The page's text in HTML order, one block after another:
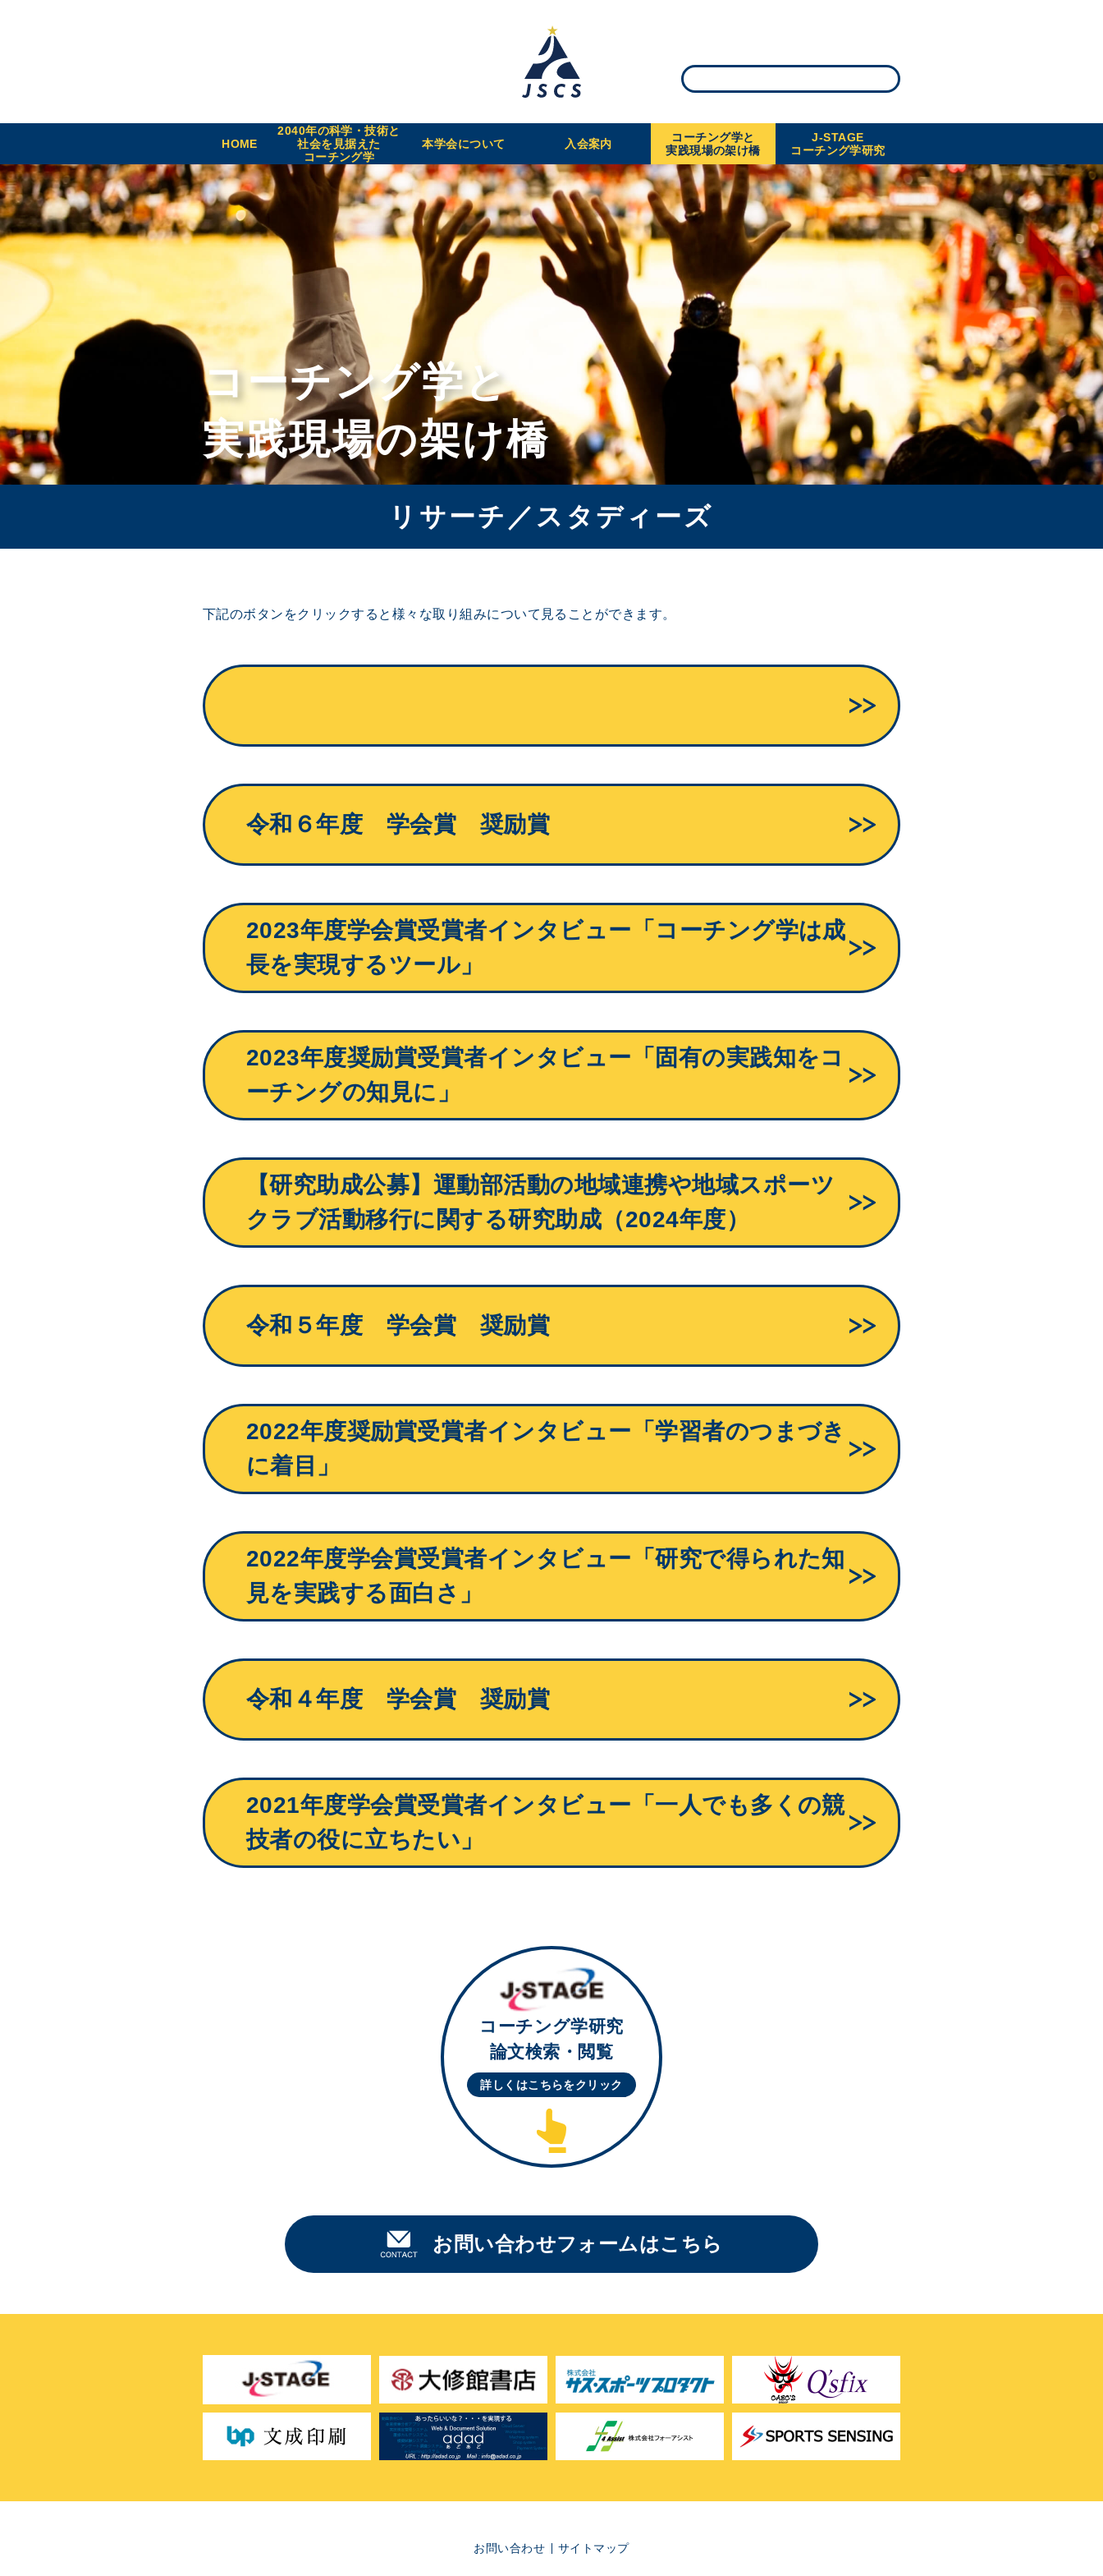
HOME
2040年の科学・技術と
社会を見据えた
コーチング学
本学会について 入会案内
コーチング学と
実践現場の架け橋
J-STAGE
コーチング学研究
コーチング学と
実践現場の架け橋
リサーチ／スタディーズ
下記のボタンをクリックすると様々な取り組みについて見ることができます。
令和６年度 学会賞 奨励賞
2023年度学会賞受賞者インタビュー「コーチング学は成
長を実現するツール」
2023年度奨励賞受賞者インタビュー「固有の実践知をコ
ーチングの知見に」
【研究助成公募】運動部活動の地域連携や地域スポーツ
クラブ活動移行に関する研究助成（2024年度）
令和５年度 学会賞 奨励賞
2022年度奨励賞受賞者インタビュー「学習者のつまづき
に着目」
2022年度学会賞受賞者インタビュー「研究で得られた知
見を実践する面白さ」
令和４年度 学会賞 奨励賞
2021年度学会賞受賞者インタビュー「一人でも多くの競
技者の役に立ちたい」
コーチング学研究
論文検索・閲覧
詳しくはこちらをクリック
お問い合わせフォームはこちら
お問い合わせ サイトマップ